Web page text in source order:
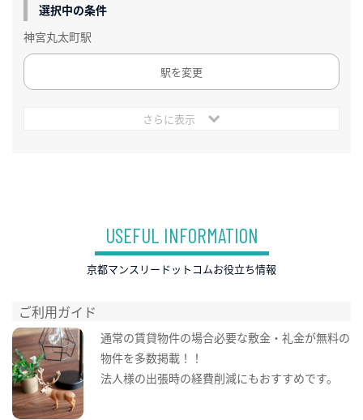
選択中の条件
神宮丸太町駅
駅を変更
さらに表示
USEFUL INFORMATION
京都マンスリードットコムお役立ち情報
ご利用ガイド
通常の賃貸物件の場合必要な敷金・礼金が無料の
物件を多数掲載！！
法人様の出張時の経費削減にもおすすめです。